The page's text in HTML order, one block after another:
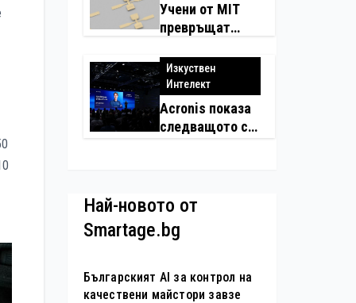
Учени от MIT
превръщат
надеждни
електронни
устройства
Изкуствен
Интелект
Acronis показа
следващото си
Най-новото от
Smartage.bg
Българският AI за контрол на
качествени майстори завзе